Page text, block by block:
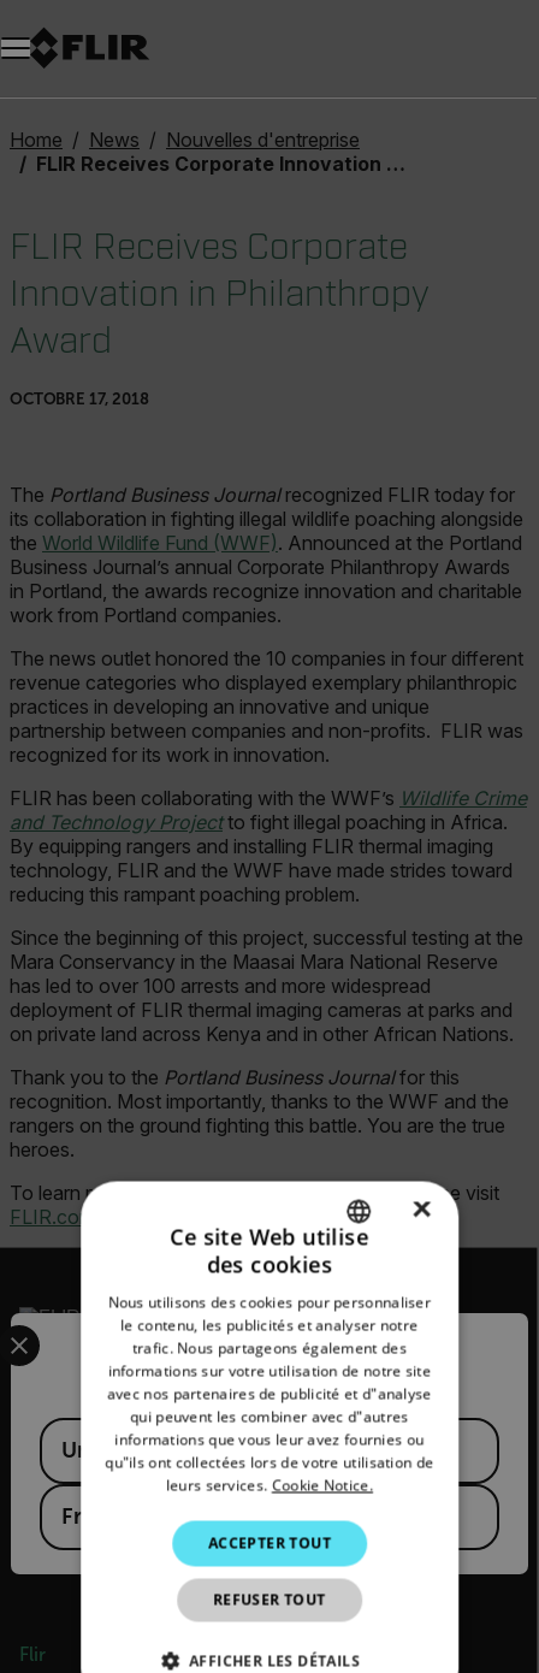
Unread messages
Modèle
Supprimer
articles
article
Ajouter au panier
Ajouté au panier
Home News
Nouvelles d'entreprise
FLIR Receives Corporate Innovation in Philanthropy Award
FLIR Receives Corporate
Innovation in Philanthropy
Award
OCTOBRE 17, 2018
The Portland Business Journal recognized FLIR today for
its collaboration in fighting illegal wildlife poaching alongside
the World Wildlife Fund (WWF). Announced at the Portland
Business Journal’s annual Corporate Philanthropy Awards
in Portland, the awards recognize innovation and charitable
work from Portland companies.
The news outlet honored the 10 companies in four different
revenue categories who displayed exemplary philanthropic
practices in developing an innovative and unique
partnership between companies and non-profits. FLIR was
recognized for its work in innovation.
FLIR has been collaborating with the WWF’s Wildlife Crime
and Technology Projectto fight illegal poaching in Africa.
By equipping rangers and installing FLIR thermal imaging
technology, FLIR and the WWF have made strides toward
reducing this rampant poaching problem.
Since the beginning of this project, successful testing at the
Mara Conservancy in the Maasai Mara National Reserve
has led to over 100 arrests and more widespread
deployment of FLIR thermal imaging cameras at parks and
on private land across Kenya and in other African Nations.
Thank you to the Portland Business Journalfor this
recognition. Most importantly, thanks to the WWF and the
rangers on the ground fighting this battle. You are the true
heroes.
To learn more about our work with the WWF, please visit
FLIR.com/WWF
2026© Flir Tous droits réservés.
Flir
Confirm Location
Select your preferred country and language from the
Available Locations
United States
France
GERMAN
FRENCH
SPANISH
PORTUGUESE
ITALIAN
KOREAN
JAPANESE
CHINESE
×
Ce site Web utilise
des cookies
Nous utilisons des cookies pour personnaliser
le contenu, les publicités et analyser notre
trafic. Nous partageons également des
informations sur votre utilisation de notre site
avec nos partenaires de publicité et d"analyse
qui peuvent les combiner avec d"autres
informations que vous leur avez fournies ou
qu"ils ont collectées lors de votre utilisation de
leurs services. Cookie Notice.
ACCEPTER TOUT
REFUSER TOUT
AFFICHER LES DÉTAILS